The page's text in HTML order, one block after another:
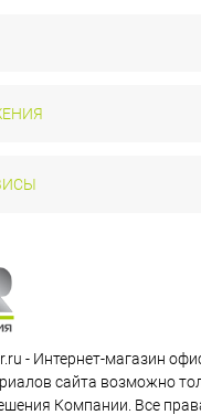
- Интернет-магазин
сайта возможно
Компании. Все